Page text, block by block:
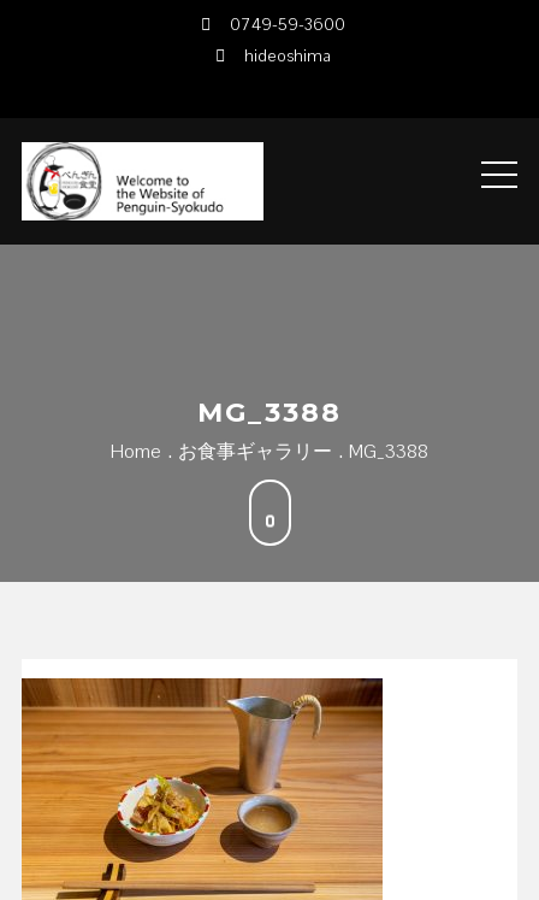
0749-59-3600
hideoshima
MG_3388
Home お食事ギャラリー MG_3388